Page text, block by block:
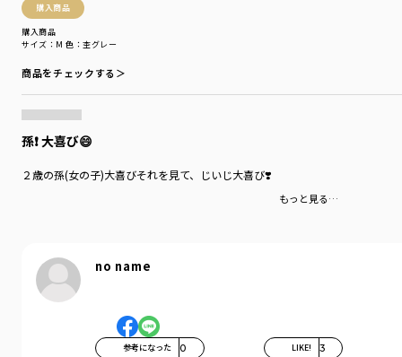
購入商品
購入商品
サイズ：M 色：杢グレー
商品をチェックする＞
孫❗️ 大喜び😄
２歳の孫(女の子)大喜びそれを見て、じいじ大喜び❣️
もっと見る…
no name
参考になった 0 LIKE! 3